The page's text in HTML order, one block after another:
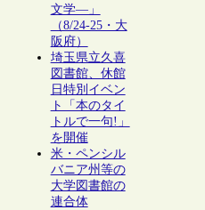
文学―」
（8/24-25・大
阪府）
埼玉県立久喜
図書館、休館
日特別イベン
ト「本のタイ
トルで一句!」
を開催
米・ペンシル
バニア州等の
大学図書館の
連合体